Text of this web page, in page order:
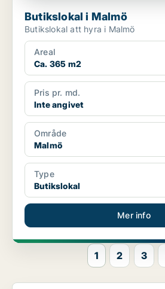
Butikslokal i Malmö
Butikslokal att hyra i Malmö
Areal
Ca. 365 m2
Pris pr. md.
Inte angivet
Område
Malmö
Type
Butikslokal
Mer info
1 2 3